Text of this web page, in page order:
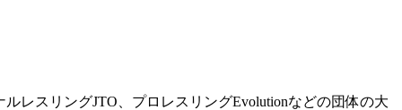
レスリングJTO、プロレスリングEvolutionなどの団体の大